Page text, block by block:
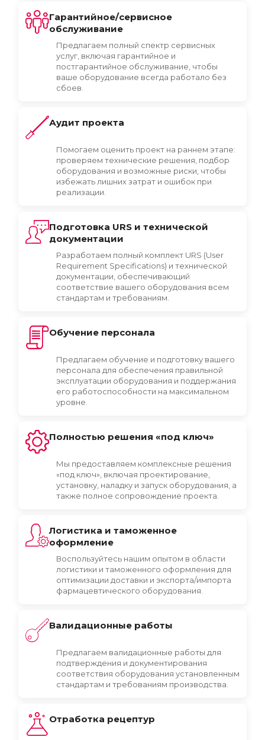
Гарантийное/сервисное
обслуживание
Предлагаем полный спектр сервисных
услуг, включая гарантийное и
постгарантийное обслуживание, чтобы
ваше оборудование всегда работало без
сбоев.
Аудит проекта
Помогаем оценить проект на раннем этапе:
проверяем технические решения, подбор
оборудования и возможные риски, чтобы
избежать лишних затрат и ошибок при
реализации.
Подготовка URS и технической
документации
Разработаем полный комплект URS (User
Requirement Specifications) и технической
документации, обеспечивающий
соответствие вашего оборудования всем
стандартам и требованиям.
Обучение персонала
Предлагаем обучение и подготовку вашего
персонала для обеспечения правильной
эксплуатации оборудования и поддержания
его работоспособности на максимальном
уровне.
Полностью решения «под ключ»
Мы предоставляем комплексные решения
«под ключ», включая проектирование,
установку, наладку и запуск оборудования, а
также полное сопровождение проекта.
Логистика и таможенное
оформление
Воспользуйтесь нашим опытом в области
логистики и таможенного оформления для
оптимизации доставки и экспорта/импорта
фармацевтического оборудования.
Валидационные работы
Предлагаем валидационные работы для
подтверждения и документирования
соответствия оборудования установленным
стандартам и требованиям производства.
Отработка рецептур